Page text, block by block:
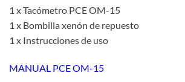
1 x Tacómetro PCE OM-15
1 x Bombilla xenón de repuesto
1 x Instrucciones de uso
MANUAL PCE OM-15